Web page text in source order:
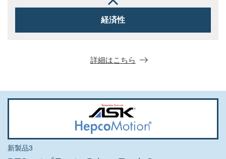
経済性
詳細はこちら
新製品3